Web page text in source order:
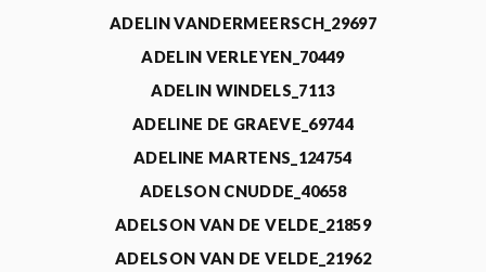
ADELIN VANDERMEERSCH_29697
ADELIN VERLEYEN_70449
ADELIN WINDELS_7113
ADELINE DE GRAEVE_69744
ADELINE MARTENS_124754
ADELSON CNUDDE_40658
ADELSON VAN DE VELDE_21859
ADELSON VAN DE VELDE_21962